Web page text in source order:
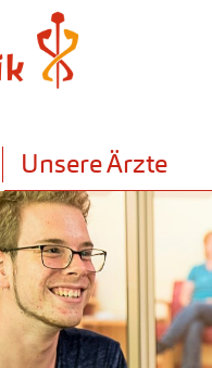
Unsere Ärzte